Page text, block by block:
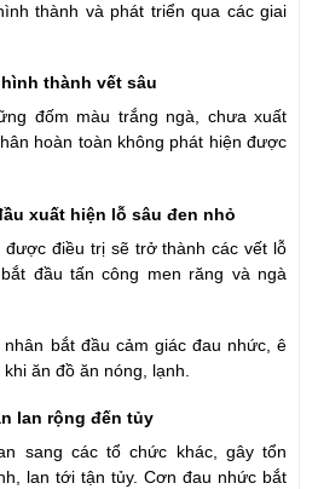
thành và phát triển qua các giai
thành vết sâu
đốm màu trắng ngà, chưa xuất
hoàn toàn không phát hiện được
xuất hiện lỗ sâu đen nhỏ
được điều trị sẽ trở thành các vết lỗ
đầu tấn công men răng và ngà
bắt đầu cảm giác đau nhức, ê
ăn đồ ăn nóng, lạnh.
lan rộng đến tủy
sang các tổ chức khác, gây tổn
lan tới tận tủy. Cơn đau nhức bắt